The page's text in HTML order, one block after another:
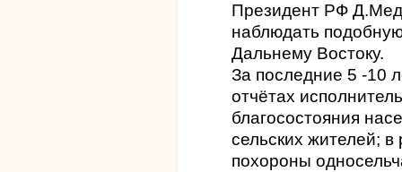
Президент РФ
наблюдать
Дальнему Востоку.
За последние 5 -10
отчётах
благосостояния
сельских жителей;
похороны